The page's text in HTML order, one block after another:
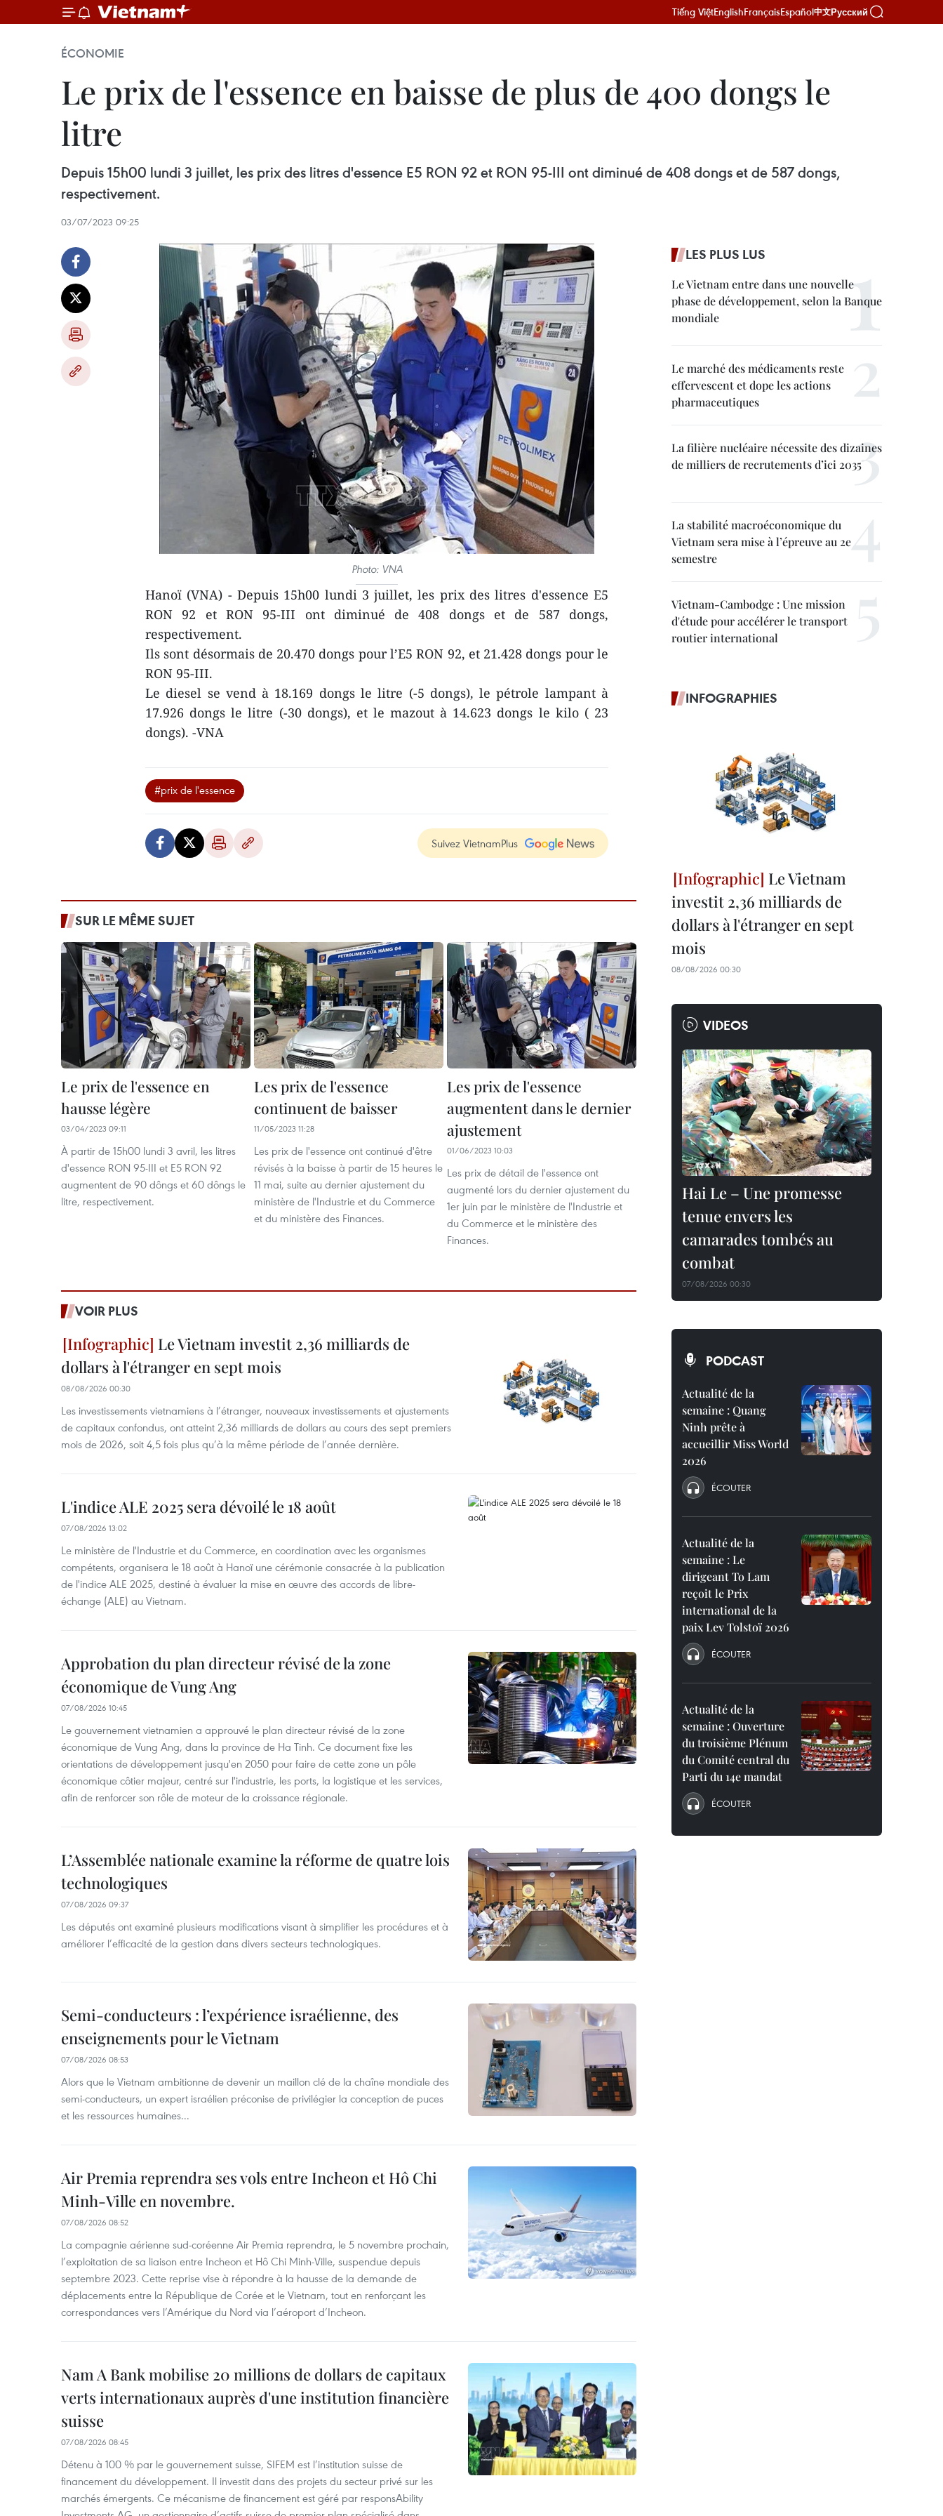
Tiếng ViệtEnglishFrançaisEspañol中文Русский
ÉCONOMIE
Le prix de l'essence en baisse de plus de 400 dongs le
litre
Depuis 15h00 lundi 3 juillet, les prix des litres d'essence E5 RON 92 et RON 95-III ont diminué de 408 dongs et de 587 dongs,
respectivement.
03/07/2023 09:25
Photo: VNA
Hanoï (VNA) - Depuis 15h00 lundi 3 juillet, les prix des litres d'essence E5
RON 92 et RON 95-III ont diminué de 408 dongs et de 587 dongs,
respectivement.
Ils sont désormais de 20.470 dongs pour l’E5 RON 92, et 21.428 dongs pour le
RON 95-III.
Le diesel se vend à 18.169 dongs le litre (-5 dongs), le pétrole lampant à
17.926 dongs le litre (-30 dongs), et le mazout à 14.623 dongs le kilo ( 23
dongs). -VNA
#prix de l'essence
Suivez VietnamPlus
SUR LE MÊME SUJET
Le prix de l'essence en
hausse légère
03/04/2023 09:11
À partir de 15h00 lundi 3 avril, les litres
d'essence RON 95-III et E5 RON 92
augmentent de 90 dôngs et 60 dôngs le
litre, respectivement.
Les prix de l'essence
continuent de baisser
11/05/2023 11:28
Les prix de l'essence ont continué d'être
révisés à la baisse à partir de 15 heures le
11 mai, suite au dernier ajustement du
ministère de l'Industrie et du Commerce
et du ministère des Finances.
Les prix de l'essence
augmentent dans le dernier
ajustement
01/06/2023 10:03
Les prix de détail de l'essence ont
augmenté lors du dernier ajustement du
1er juin par le ministère de l'Industrie et
du Commerce et le ministère des
Finances.
VOIR PLUS
Le Vietnam investit 2,36 milliards de
dollars à l'étranger en sept mois
08/08/2026 00:30
Les investissements vietnamiens à l’étranger, nouveaux investissements et ajustements
de capitaux confondus, ont atteint 2,36 milliards de dollars au cours des sept premiers
mois de 2026, soit 4,5 fois plus qu’à la même période de l’année dernière.
L'indice ALE 2025 sera dévoilé le 18 août
07/08/2026 13:02
Le ministère de l'Industrie et du Commerce, en coordination avec les organismes
compétents, organisera le 18 août à Hanoï une cérémonie consacrée à la publication
de l'indice ALE 2025, destiné à évaluer la mise en œuvre des accords de libre-
échange (ALE) au Vietnam.
Approbation du plan directeur révisé de la zone
économique de Vung Ang
07/08/2026 10:45
Le gouvernement vietnamien a approuvé le plan directeur révisé de la zone
économique de Vung Ang, dans la province de Ha Tinh. Ce document fixe les
orientations de développement jusqu'en 2050 pour faire de cette zone un pôle
économique côtier majeur, centré sur l'industrie, les ports, la logistique et les services,
afin de renforcer son rôle de moteur de la croissance régionale.
L’Assemblée nationale examine la réforme de quatre lois
technologiques
07/08/2026 09:37
Les députés ont examiné plusieurs modifications visant à simplifier les procédures et à
améliorer l’efficacité de la gestion dans divers secteurs technologiques.
Semi-conducteurs : l’expérience israélienne, des
enseignements pour le Vietnam
07/08/2026 08:53
Alors que le Vietnam ambitionne de devenir un maillon clé de la chaîne mondiale des
semi-conducteurs, un expert israélien préconise de privilégier la conception de puces
et les ressources humaines...
Air Premia reprendra ses vols entre Incheon et Hô Chi
Minh-Ville en novembre.
07/08/2026 08:52
La compagnie aérienne sud-coréenne Air Premia reprendra, le 5 novembre prochain,
l’exploitation de sa liaison entre Incheon et Hô Chi Minh-Ville, suspendue depuis
septembre 2023. Cette reprise vise à répondre à la hausse de la demande de
déplacements entre la République de Corée et le Vietnam, tout en renforçant les
correspondances vers l’Amérique du Nord via l’aéroport d’Incheon.
Nam A Bank mobilise 20 millions de dollars de capitaux
verts internationaux auprès d'une institution financière
suisse
07/08/2026 08:45
Détenu à 100 % par le gouvernement suisse, SIFEM est l’institution suisse de
financement du développement. Il investit dans des projets du secteur privé sur les
marchés émergents. Ce mécanisme de financement est géré par responsAbility
LES PLUS LUS
Le Vietnam entre dans une nouvelle
phase de développement, selon la Banque
mondiale
Le marché des médicaments reste
effervescent et dope les actions
pharmaceutiques
La filière nucléaire nécessite des dizaines
de milliers de recrutements d’ici 2035
La stabilité macroéconomique du
Vietnam sera mise à l’épreuve au 2e
semestre
Vietnam-Cambodge : Une mission
d'étude pour accélérer le transport
routier international
INFOGRAPHIES
Le Vietnam
investit 2,36 milliards de
dollars à l'étranger en sept
mois
08/08/2026 00:30
VIDEOS
Hai Le – Une promesse
tenue envers les
camarades tombés au
combat
07/08/2026 00:30
PODCAST
Actualité de la
semaine : Quang
Ninh prête à
accueillir Miss World
2026
ÉCOUTER
Actualité de la
semaine : Le
dirigeant To Lam
reçoit le Prix
international de la
paix Lev Tolstoï 2026
ÉCOUTER
Actualité de la
semaine : Ouverture
du troisième Plénum
du Comité central du
Parti du 14e mandat
ÉCOUTER